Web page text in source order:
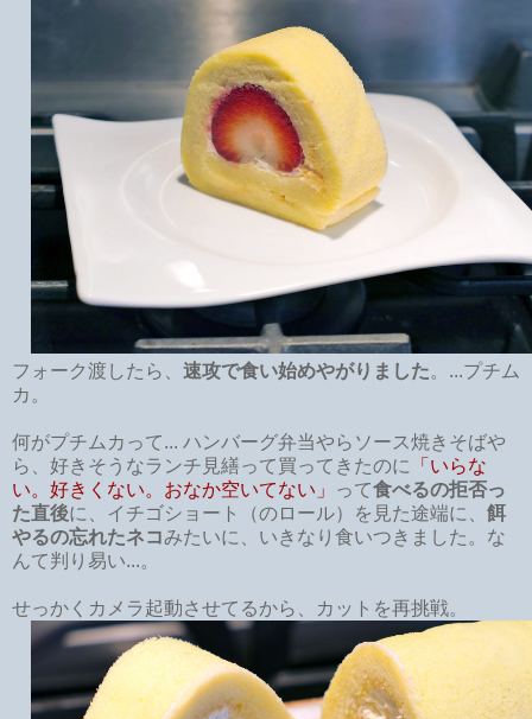
フォーク渡したら、 速攻で食い始めやがりました。...プチム
カ。
何がプチムカって... ハンバーグ弁当やらソース焼きそばや
ら、好きそうなランチ見繕って買ってきたのに
「いらな
い。好きくない。おなか空いてない」
って食べるの拒否っ
た直後に、イチゴショート（のロール）を見た途端に、 餌
やるの忘れたネコみたいに、いきなり食いつきました。な
んて判り易い...。
せっかくカメラ起動させてるから、カットを再挑戦。